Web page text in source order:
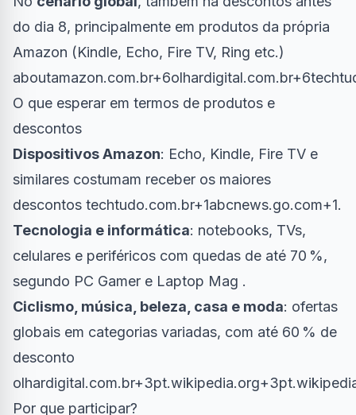
do dia 8, principalmente em produtos da própria
Amazon (Kindle, Echo, Fire TV, Ring etc.)
O que esperar em termos de produtos e
descontos
Dispositivos Amazon: Echo, Kindle, Fire TV e
similares costumam receber os maiores
descontos techtudo.com.br+1abcnews.go.com+1.
Tecnologia e informática: notebooks, TVs,
celulares e periféricos com quedas de até 70 %,
segundo PC Gamer e Laptop Mag .
Ciclismo, música, beleza, casa e moda: ofertas
globais em categorias variadas, com até 60 % de
desconto
Por que participar?